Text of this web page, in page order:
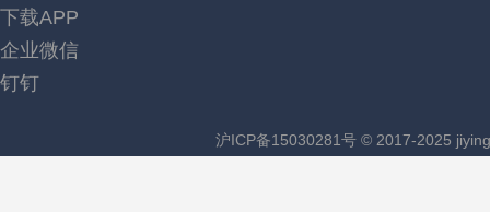
下载APP
企业微信
钉钉
沪ICP备15030281号© 2017-2025